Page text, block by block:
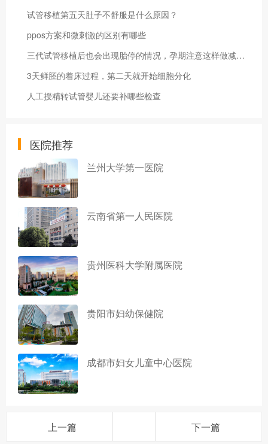
试管移植第五天肚子不舒服是什么原因？
ppos方案和微刺激的区别有哪些
三代试管移植后也会出现胎停的情况，孕期注意这样做减少胎停概率
3天鲜胚的着床过程，第二天就开始细胞分化
人工授精转试管婴儿还要补哪些检查
医院推荐
兰州大学第一医院
云南省第一人民医院
贵州医科大学附属医院
贵阳市妇幼保健院
成都市妇女儿童中心医院
上一篇 下一篇